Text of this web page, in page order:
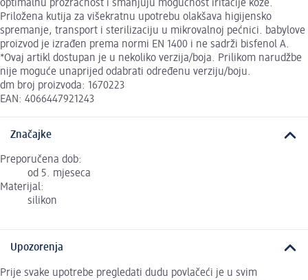
optimalnu prozračnost i smanjuju mogućnost iritacije kože.
Priložena kutija za višekratnu upotrebu olakšava higijensko
spremanje, transport i sterilizaciju u mikrovalnoj pećnici. babylove
proizvod je izrađen prema normi EN 1400 i ne sadrži bisfenol A.
*Ovaj artikl dostupan je u nekoliko verzija/boja. Prilikom narudžbe
nije moguće unaprijed odabrati određenu verziju/boju.
dm broj proizvoda: 1670223
EAN: 4066447921243
Značajke
Preporučena dob:
od 5. mjeseca
Materijal:
silikon
Upozorenja
Prije svake upotrebe pregledati dudu povlačeći je u svim